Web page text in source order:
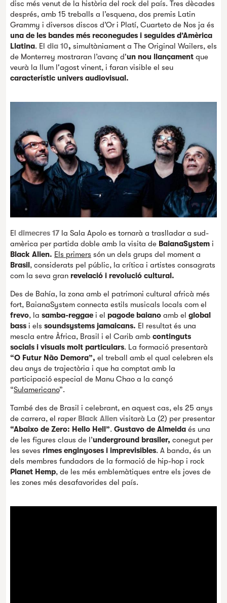
disc més venut de la història del rock del país. Tres dècades
després, amb 15 treballs a l’esquena, dos premis Latin
Grammy i diversos discos d’Or i Platí, Cuarteto de Nos ja és
una de les bandes més reconegudes i seguides d’Amèrica
Llatina. El dia 10, simultàniament a The Original Wailers, els
de Monterrey mostraran l’avanç d'un nou llançament que
veurà la llum l'agost vinent, i faran visible el seu
característic univers audiovisual.
El dimecres 17 la Sala Apolo es tornarà a traslladar a sud-
amèrica per partida doble amb la visita de BaianaSystem i
Black Alien. Els primers són un dels grups del moment a
Brasil, considerats pel públic, la crítica i artistes consagrats
com la seva gran revelació i revolució cultural.
Des de Bahía, la zona amb el patrimoni cultural africà més
fort, BaianaSystem connecta estils musicals locals com el
frevo, la samba-reggae i el pagode baiano amb el global
bass i els soundsystems jamaicans. El resultat és una
mescla entre Àfrica, Brasil i el Carib amb continguts
socials i visuals molt particulars. La formació presentarà
“O Futur Não Demora”, el treball amb el qual celebren els
deu anys de trajectòria i que ha comptat amb la
participació especial de Manu Chao a la cançó
“Sulamericano”.
També des de Brasil i celebrant, en aquest cas, els 25 anys
de carrera, el raper Black Alien visitarà La (2) per presentar
“Abaixo de Zero: Hello Hell”. Gustavo de Almeida és una
de les figures claus de l’underground brasiler, conegut per
les seves rimes enginyoses i imprevisibles. A banda, és un
dels membres fundadors de la formació de hip-hop i rock
Planet Hemp, de les més emblemàtiques entre els joves de
les zones més desafavorides del país.